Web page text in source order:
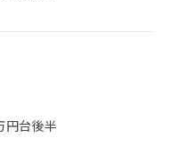
台後半